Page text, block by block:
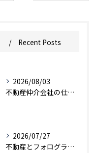
Recent Posts
2026/08/03
不動産仲介会社の仕組みと信頼できる選び方やトラブル回避のポイント
2026/07/27
不動産とフォログラフィック技術で神奈川県の資産価値を守る賢い選び方